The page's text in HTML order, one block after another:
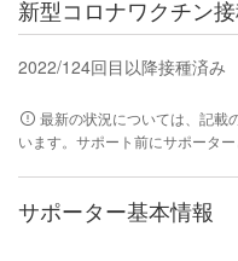
新型コロナワクチン
2022/124回目以降接種済み
最新の状況については、記載
います。サポート前にサポーター
サポーター基本情報